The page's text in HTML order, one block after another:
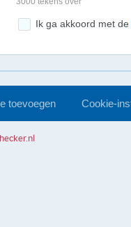
Ik ga akkoord met de
toevoegen Cookie-